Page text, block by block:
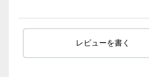
レビューを書く